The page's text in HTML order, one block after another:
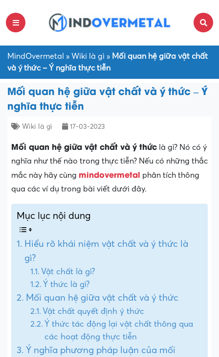
MindOvermetal » Wiki là gì » Mối quan hệ giữa vật chất
và ý thức – Ý nghĩa thực tiễn
Mối quan hệ giữa vật chất và ý thức – Ý
nghĩa thực tiễn
Wiki là gì 17-03-2023
Mối quan hệ giữa vật chất và ý thức là gì? Nó có ý
nghĩa như thế nào trong thực tiễn? Nếu có những thắc
mắc này hãy cùng mindovermetal phân tích thông
qua các ví dụ trong bài viết dưới đây.
Mục lục nội dung
Hiểu rõ khái niệm vật chất và ý thức là
gì?
Vật chất là gì?
Ý thức là gì?
Mối quan hệ giữa vật chất và ý thức
Vật chất quyết định ý thức
Ý thức tác động lại vật chất thông qua
các hoạt động thực tiễn
Ý nghĩa phương pháp luận của mối